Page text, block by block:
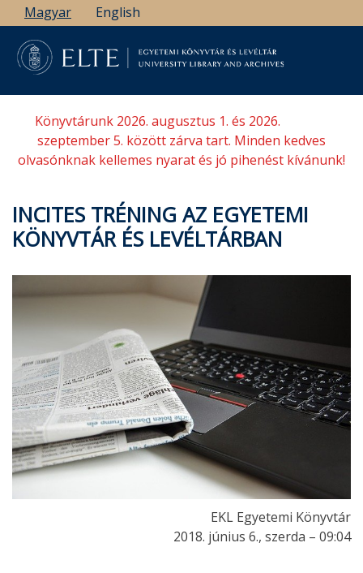
Ugrás
a
tartalomra
Magyar English
Könyvtárunk 2026. augusztus 1. és 2026.
szeptember 5. között zárva tart. Minden kedves
olvasónknak kellemes nyarat és jó pihenést kívánunk!
INCITES TRÉNING AZ EGYETEMI
KÖNYVTÁR ÉS LEVÉLTÁRBAN
EKL Egyetemi Könyvtár
2018. június 6., szerda – 09:04